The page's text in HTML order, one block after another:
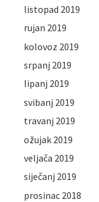
listopad 2019
rujan 2019
kolovoz 2019
srpanj 2019
lipanj 2019
svibanj 2019
travanj 2019
ožujak 2019
veljača 2019
siječanj 2019
prosinac 2018